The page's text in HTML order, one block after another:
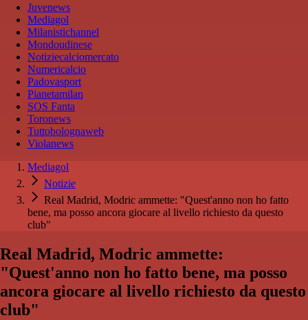
Juvenews
Mediagol
Milanistichannel
Mondoudinese
Notiziecalciomercato
Numericalcio
Padovasport
Pianetamilan
SOS Fanta
Toronews
Tuttobolognaweb
Violanews
Mediagol
Notizie
Real Madrid, Modric ammette: "Quest'anno non ho fatto
bene, ma posso ancora giocare al livello richiesto da questo
club"
Real Madrid, Modric ammette:
"Quest'anno non ho fatto bene, ma posso
ancora giocare al livello richiesto da questo
club"